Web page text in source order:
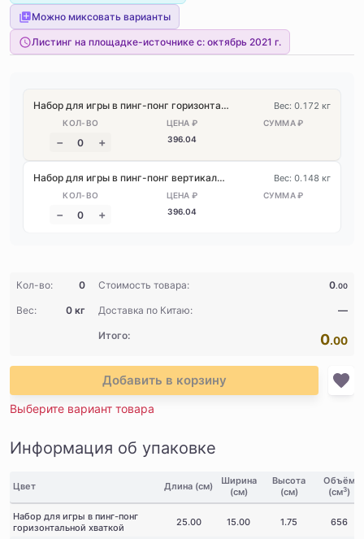
Можно миксовать варианты
Листинг на площадке-источнике с: октябрь 2021 г.
Набор для игры в пинг-понг горизонтальной хваткой
396.04
Вес: 0.172 кг
Набор для игры в пинг-понг вертикальной хваткой
396.04
Вес: 0.148 кг
Кол-во: 0 Стоимость товара: 0.00
Вес: 0 кг Доставка по Китаю: —
Итого: 0.00
Добавить в корзину
Выберите вариант товара
Информация об упаковке
Цвет Длина (см)
Ширина
(см)
Высота
(см)
Объём
(см3)
Набор для игры в пинг-понг
горизонтальной хваткой
25.00 15.00 1.75 656